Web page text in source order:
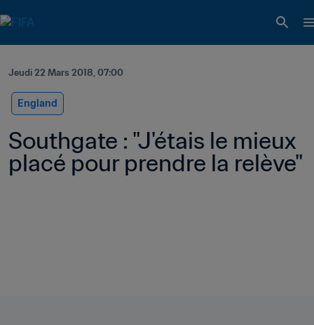
Jeudi 22 Mars 2018, 07:00
England
Southgate : "J'étais le mieux
placé pour prendre la relève"